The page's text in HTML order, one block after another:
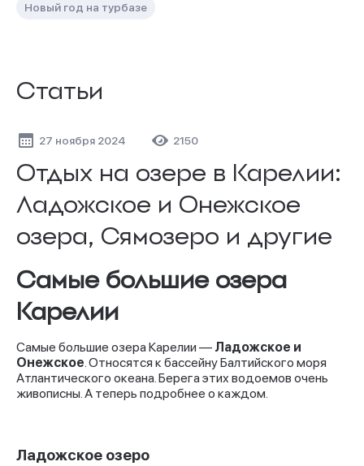
Новый год на турбазе
Статьи
27 ноября 2024 2150
Отдых на озере в Карелии:
Ладожское и Онежское
озера, Сямозеро и другие
Самые большие озера
Карелии
Самые большие озера Карелии — Ладожское и
Онежское. Относятся к бассейну Балтийского моря
Атлантического океана. Берега этих водоемов очень
живописны. А теперь подробнее о каждом.
Ладожское озеро